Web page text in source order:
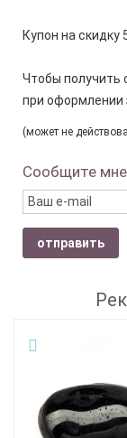
Купон на скидку
Чтобы получить
при оформлении
(может не
Сообщите
отправить